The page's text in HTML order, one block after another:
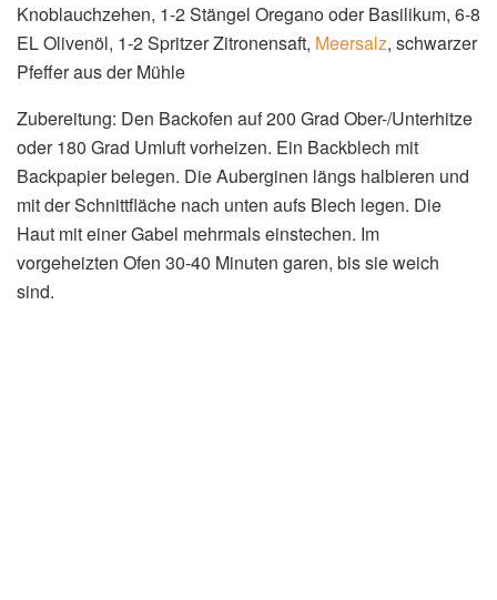
Knoblauchzehen, 1-2 Stängel Oregano oder Basilikum, 6-8
EL Olivenöl, 1-2 Spritzer Zitronensaft, Meersalz, schwarzer
Pfeffer aus der Mühle
Zubereitung: Den Backofen auf 200 Grad Ober-/Unterhitze
oder 180 Grad Umluft vorheizen. Ein Backblech mit
Backpapier belegen. Die Auberginen längs halbieren und
mit der Schnittfläche nach unten aufs Blech legen. Die
Haut mit einer Gabel mehrmals einstechen. Im
vorgeheizten Ofen 30-40 Minuten garen, bis sie weich
sind.